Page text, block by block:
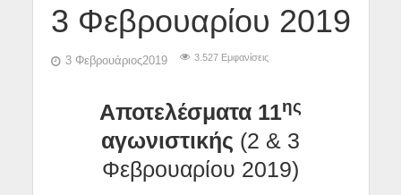
3 Φεβρουαρίου 2019
3 Φεβρουάριος2019 3.527 Εμφανίσεις
Αποτελέσματα 11ης
αγωνιστικής (2 & 3
Φεβρουαρίου 2019)